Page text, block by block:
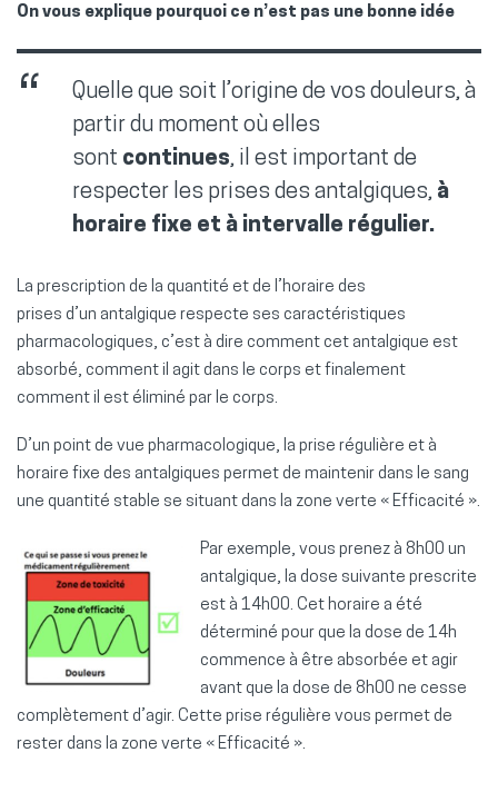
On vous explique pourquoi ce n’est pas une bonne idée
Quelle que soit l’origine de vos douleurs, à
partir du moment où elles
sont continues, il est important de
respecter les prises des antalgiques, à
horaire fixe et à intervalle régulier.
La prescription de la quantité et de l’horaire des
prises d’un antalgique respecte ses caractéristiques
pharmacologiques, c’est à dire comment cet antalgique est
absorbé, comment il agit dans le corps et finalement
comment il est éliminé par le corps.
D’un point de vue pharmacologique, la prise régulière et à
horaire fixe des antalgiques permet de maintenir dans le sang
une quantité stable se situant dans la zone verte « Efficacité ».
Par exemple, vous prenez à 8h00 un
antalgique, la dose suivante prescrite
est à 14h00. Cet horaire a été
déterminé pour que la dose de 14h
commence à être absorbée et agir
avant que la dose de 8h00 ne cesse
complètement d’agir. Cette prise régulière vous permet de
rester dans la zone verte « Efficacité ».